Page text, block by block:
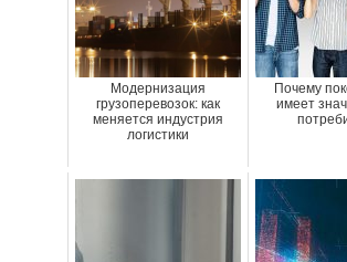
Модернизация
грузоперевозок: как
меняется индустрия
логистики
Почему
имеет